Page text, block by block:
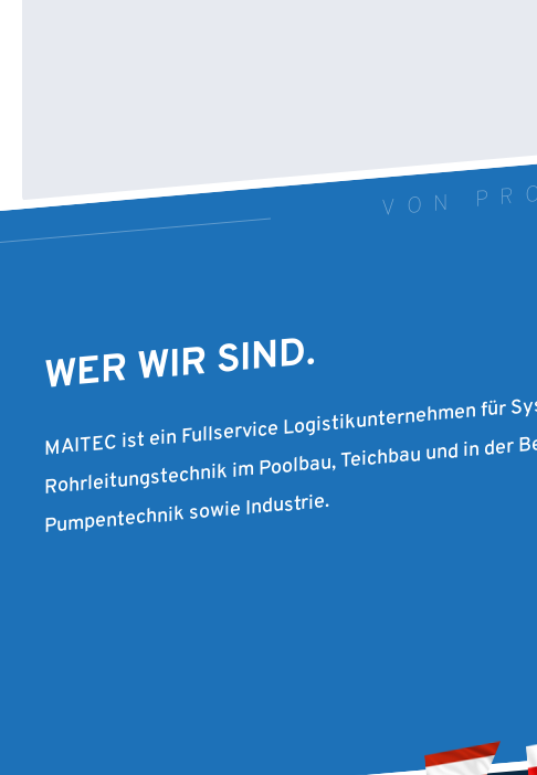
VON
WER WIR SIND.
MAITEC ist ein Fullservice Logistikunternehmen für
Rohrleitungstechnik im Poolbau, Teichbau und in der
Pumpentechnik sowie Industrie.